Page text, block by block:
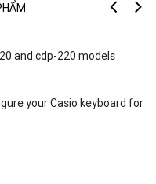
and cdp-220 models
your Casio keyboard for